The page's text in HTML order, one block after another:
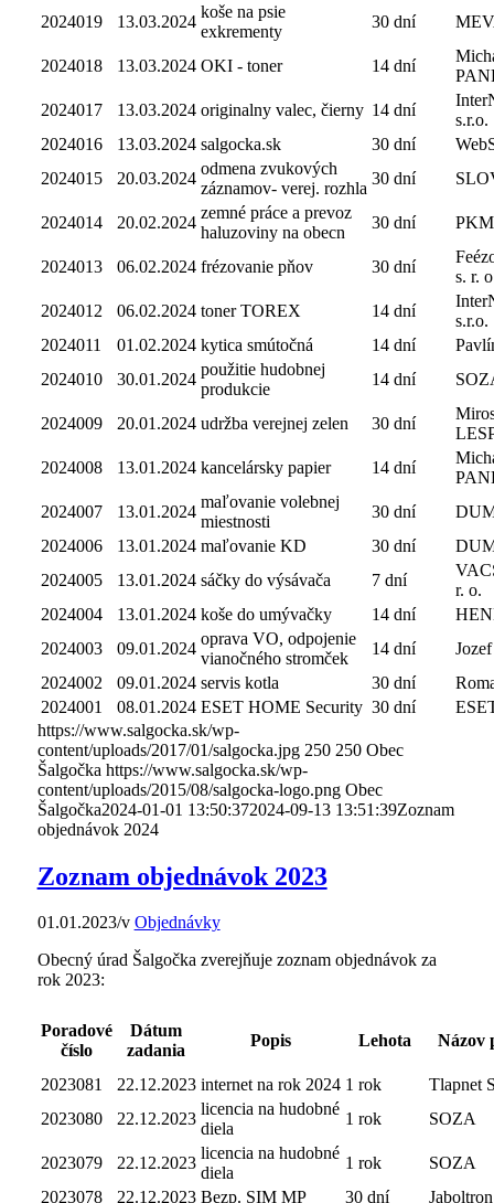
2024019 13.03.2024
koše na psie
exkrementy
30 dní
2024018 13.03.2024 OKI - toner 14 dní
2024017
13.03.2024 originalny valec, čierny 14 dní
s.r.o.
2024016
13.03.2024 salgocka.sk 30 dní
2024015
20.03.2024
odmena zvukových
záznamov- verej. rozhla
30 dní
2024014 20.02.2024
zemné práce a prevoz
haluzoviny na obecn
30 dní
2024013 06.02.2024 frézovanie pňov 30 dní
s. r.
2024012
06.02.2024 toner TOREX 14 dní
s.r.o.
2024011
01.02.2024 kytica smútočná 14 dní
2024010
30.01.2024
použitie hudobnej
produkcie
14 dní
2024009 20.01.2024 udržba verejnej zelen 30 dní
2024008
13.01.2024 kancelársky papier 14 dní
2024007
13.01.2024
maľovanie volebnej
miestnosti
30 dní
2024006
13.01.2024 maľovanie KD 30 dní
2024005
13.01.2024 sáčky do výsávača 7 dní
r. o.
2024004
13.01.2024 koše do umývačky 14 dní
2024003
09.01.2024
oprava VO, odpojenie
vianočného stromček
14 dní
2024002
09.01.2024 servis kotla 30 dní
2024001
08.01.2024 ESET HOME Security 30 dní
https://www.salgocka.sk/wp-
content/uploads/2017/01/salgocka.jpg 250 250 Obec
Šalgočka https://www.salgocka.sk/wp-
content/uploads/2015/08/salgocka-logo.png Obec
Šalgočka2024-01-01 13:50:372024-09-13 13:51:39Zoznam
objednávok 2024
Zoznam objednávok 2023
01.01.2023/v Objednávky
Obecný úrad Šalgočka zverejňuje zoznam objednávok za
rok 2023:
Poradové
číslo
Dátum
zadania
Popis Lehota Názov
2023081 22.12.2023 internet na rok 2024 1 rok
Tlapnet
2023080
22.12.2023
licencia na hudobné
diela
1 rok SOZA
2023079 22.12.2023
licencia na hudobné
diela
1 rok
SOZA
2023078
22.12.2023 Bezp. SIM MP 30 dní Jaboltron